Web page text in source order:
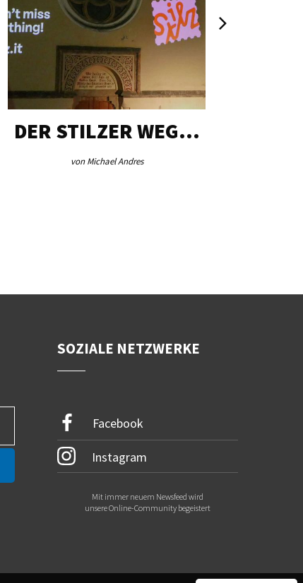
DER STILZER WEG…
von Michael Andres
SOZIALE NETZWERKE
Facebook
Instagram
Mit immer neuem Newsfeed wird
unsere Online-Community begeistert